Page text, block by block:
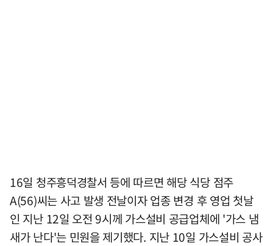
16일 청주흥덕경찰서 등에 따르면 해당 식당 점주
A(56)씨는 사고 발생 전날이자 업종 변경 후 영업 첫날
인 지난 12일 오전 9시께 가스설비 공급업체에 '가스 냄
새가 난다'는 민원을 제기했다. 지난 10일 가스설비 공사